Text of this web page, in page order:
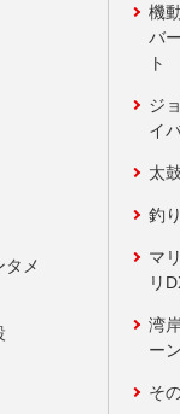
タメ
機
バ
ト
ジ
イ
太
釣
マ
リ
湾
ー
そ